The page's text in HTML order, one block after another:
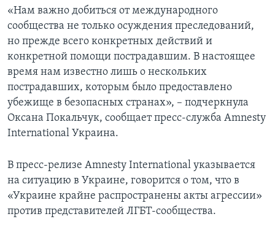
«Нам важно добиться от международного
сообщества не только осуждения преследований,
но прежде всего конкретных действий и
конкретной помощи пострадавшим. В настоящее
время нам известно лишь о нескольких
пострадавших, которым было предоставлено
убежище в безопасных странах», – подчеркнула
Оксана Покальчук, сообщает пресс-служба Amnesty
International Украина.
В пресс-релизе Amnesty International указывается
на ситуацию в Украине, говорится о том, что в
«Украине крайне распространены акты агрессии»
против представителей ЛГБТ-сообщества.